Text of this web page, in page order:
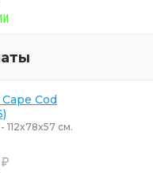
Cod
112x78x57 см.